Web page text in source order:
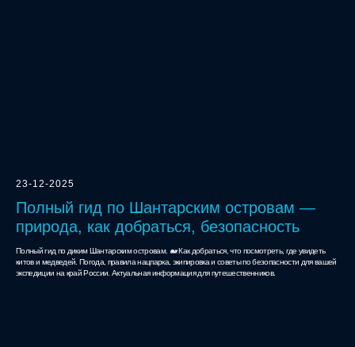
23-12-2025
Полный гид по Шантарским островам —
природа, как добраться, безопасность
Полный гид по диким Шантарским островам. 🐋 Как добраться, что посмотреть, где увидеть
китов и медведей. Погода, правила нацпарка, экипировка и советы по безопасности для вашей
экспедиции на край России. Актуальная информация для путешественников.